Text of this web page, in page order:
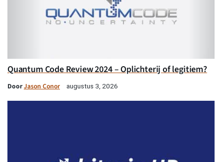
Quantum Code Review 2024 – Oplichterij of legitiem?
DoorJason Conor augustus 3, 2026